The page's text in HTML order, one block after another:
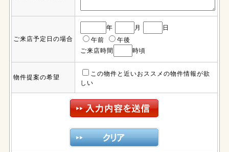
ご来店予定日の場合
年 月
日
午前
午後
ご来店時間
時頃
物件提案の希望
この物件と近いおススメの物件情報が欲
しい